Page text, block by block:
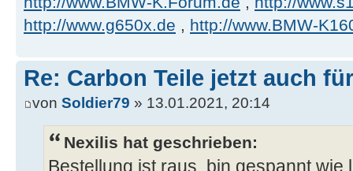
http://www.g650x.de , http://www.BMW-
Re: Carbon Teile jetzt auch
von Soldier79 » 13.01.2021, 20:14
Nexilis hat geschrieben:
Bestellung ist raus, bin gespannt